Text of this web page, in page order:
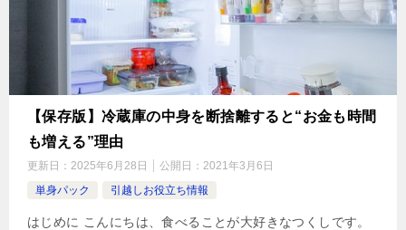
【保存版】冷蔵庫の中身を断捨離すると“お金も時間
も増える”理由
更新日： 2025年6月28日 公開日： 2021年3月6日
単身パック
引越しお役立ち情報
はじめに こんにちは、食べることが大好きなつくしです。